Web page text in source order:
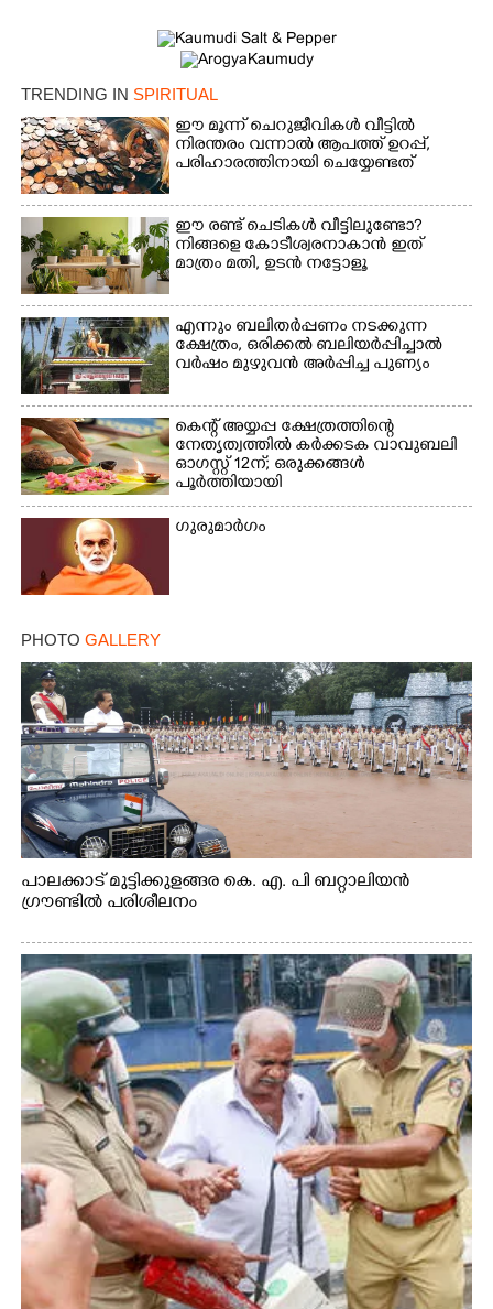
TRENDING IN SPIRITUAL
ഈ മൂന്ന് ചെറുജീവികൾ വീട്ടിൽ
നിരന്തരം വന്നാൽ ആപത്ത് ഉറപ്പ്,​
പരിഹാരത്തിനായി ചെയ്യേണ്ടത്
ഈ രണ്ട് ചെടികൾ വീട്ടിലുണ്ടോ?​
നിങ്ങളെ കോടീശ്വരനാകാൻ ഇത്
മാത്രം മതി,​ ഉടൻ നട്ടോളൂ
എന്നും ബലിതർപ്പണം നടക്കുന്ന
ക്ഷേത്രം,​ ഒരിക്കൽ ബലിയർപ്പിച്ചാൽ
വർഷം മുഴുവൻ അർപ്പിച്ച പുണ്യം
കെന്റ് അയ്യപ്പ ക്ഷേത്രത്തിന്റെ
നേതൃത്വത്തിൽ കർക്കടക വാവുബലി
ഓഗസ്റ്റ് 12ന്; ഒരുക്കങ്ങൾ
പൂർത്തിയായി
ഗുരുമാർഗം
PHOTO GALLERY
പാലക്കാട് മുട്ടിക്കുളങ്ങര കെ. എ. പി ബറ്റാലിയൻ
ഗ്രൗണ്ടിൽ പരിശീലനം
Share this link